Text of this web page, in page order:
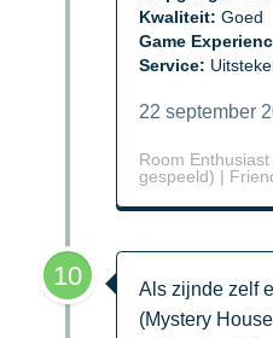
Kwaliteit: Goed
Game
Service:
22 september
Room
gespeeld) |
10
Als zijnde zelf
(Mystery